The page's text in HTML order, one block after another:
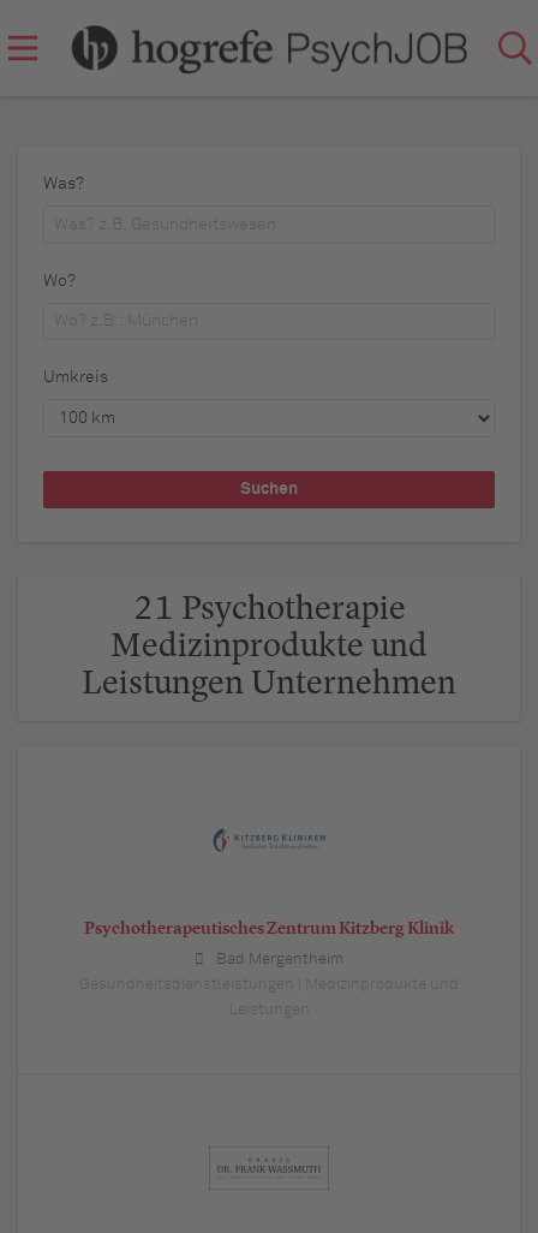
Was?
Wo?
Umkreis
21 Psychotherapie
Medizinprodukte und
Leistungen Unternehmen
Psychotherapeutisches Zentrum Kitzberg Klinik
Bad Mergentheim
Gesundheitsdienstleistungen | Medizinprodukte und
Leistungen